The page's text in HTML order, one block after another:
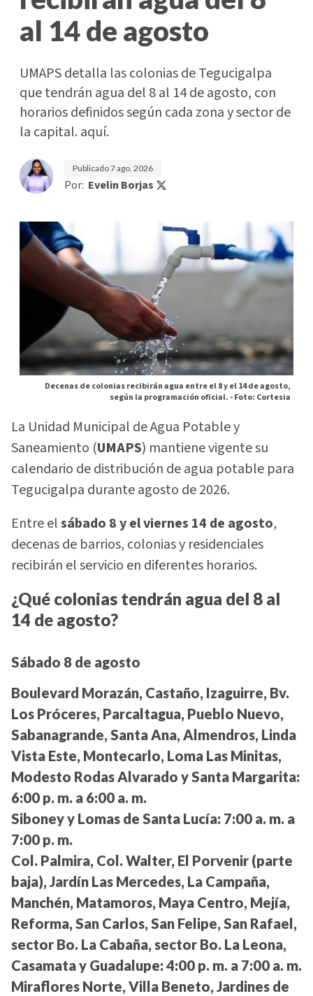
al 14 de agosto
UMAPS detalla las colonias de Tegucigalpa
que tendrán agua del 8 al 14 de agosto, con
horarios definidos según cada zona y sector de
la capital. aquí.
Publicado7 ago. 2026
Por: Evelin Borjas
Decenas de colonias recibirán agua entre el 8 y el 14 de agosto,
según la programación oficial. -Foto: Cortesia
La Unidad Municipal de Agua Potable y
Saneamiento (UMAPS) mantiene vigente su
calendario de distribución de agua potable para
Tegucigalpa durante agosto de 2026.
Entre elsábado 8 y el viernes 14 de agosto,
decenas de barrios, colonias y residenciales
recibirán el servicio en diferentes horarios.
¿Qué colonias tendrán agua del 8 al
14 de agosto?
Sábado 8 de agosto
Boulevard Morazán, Castaño, Izaguirre, Bv.
Los Próceres, Parcaltagua, Pueblo Nuevo,
Sabanagrande, Santa Ana, Almendros, Linda
Vista Este, Montecarlo, Loma Las Minitas,
Modesto Rodas Alvarado y Santa Margarita:
6:00 p. m. a 6:00 a. m.
Siboney y Lomas de Santa Lucía: 7:00 a. m. a
7:00 p. m.
Col. Palmira, Col. Walter, El Porvenir (parte
baja), Jardín Las Mercedes, La Campaña,
Manchén, Matamoros, Maya Centro, Mejía,
Reforma, San Carlos, San Felipe, San Rafael,
sector Bo. La Cabaña, sector Bo. La Leona,
Casamata y Guadalupe: 4:00 p. m. a 7:00 a. m.
Miraflores Norte, Villa Beneto, Jardines de